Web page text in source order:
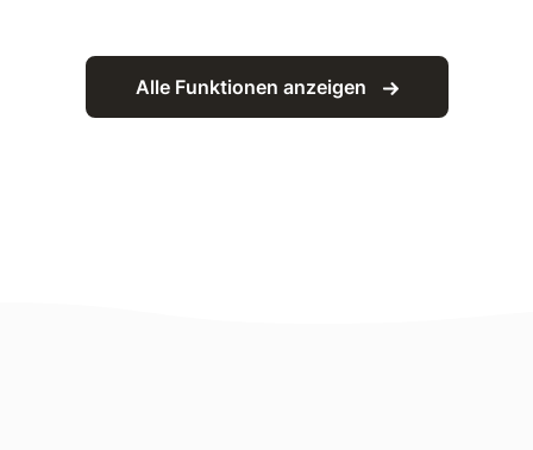
Alle Funktionen anzeigen